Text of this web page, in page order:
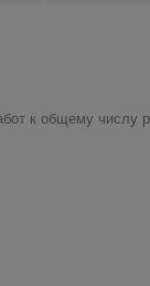
к общему числу